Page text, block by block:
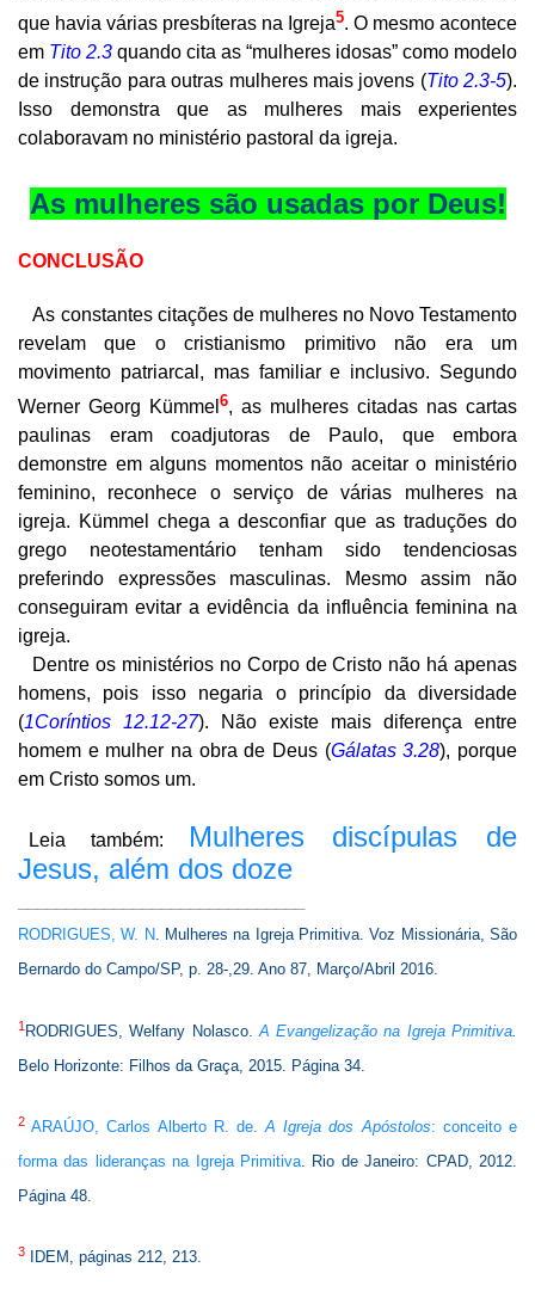
que havia várias presbíteras na Igreja5. O mesmo acontece
em Tito 2.3 quando cita as “mulheres idosas” como modelo
de instrução para outras mulheres mais jovens (Tito 2.3-5).
Isso demonstra que as mulheres mais experientes
colaboravam no ministério pastoral da igreja.
As mulheres são usadas por Deus!
CONCLUSÃO
As constantes citações de mulheres no Novo Testamento
revelam que o cristianismo primitivo não era um
movimento patriarcal, mas familiar e inclusivo. Segundo
Werner Georg Kümmel 6, as mulheres citadas nas cartas
paulinas eram coadjutoras de Paulo, que embora
demonstre em alguns momentos não aceitar o ministério
feminino, reconhece o serviço de várias mulheres na
igreja. Kümmel
chega a desconfiar que as traduções do
grego neotestamentário tenham sido tendenciosas
preferindo expressões masculinas. Mesmo assim não
conseguiram evitar a evidência da influência feminina na
igreja.
Dentre os ministérios no Corpo de Cristo não há apenas
homens, pois isso negaria o princípio da diversidade
(1Coríntios 12.12-27). Não existe mais diferença entre
homem e mulher na obra de Deus (Gálatas 3.28), porque
em Cristo somos um.
Leia também:
Mulheres discípulas de
Jesus, além dos doze
RODRIGUES, W. N. Mulheres na Igreja Primitiva. Voz Missionária, São
Bernardo do Campo/SP, p. 28-,29. Ano 87, Março/Abril 2016.
1 RODRIGUES, Welfany Nolasco. A Evangelização na Igreja Primitiva
Belo Horizonte: Filhos da Graça, 2015. Página 34.
2 ARAÚJO, Carlos Alberto R. de. A Igreja dos Apóstolos: conceito e
forma das lideranças na Igreja Primitiva. Rio de Janeiro: CPAD, 2012.
Página 48.
3 IDEM, páginas 212, 213.